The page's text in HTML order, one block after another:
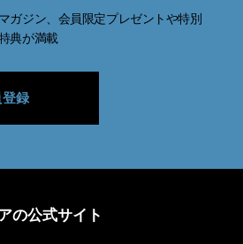
ガジン、会員限定プレゼントや特別
典が満載
録
の公式サイト